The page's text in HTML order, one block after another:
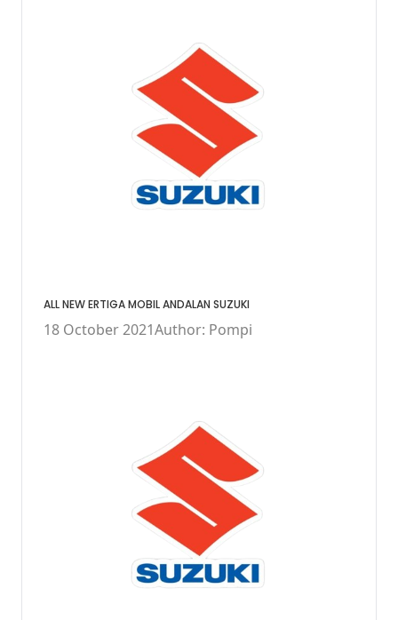
ALL NEW ERTIGA MOBIL ANDALAN SUZUKI
18 October 2021Author: Pompi